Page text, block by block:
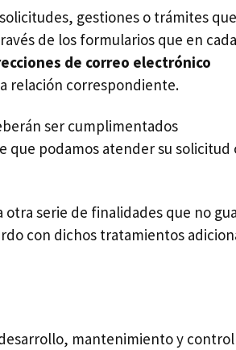
gestiones o trámites
de los formularios que en cada
de correo electrónico
relación correspondiente.
ser cumplimentados
que podamos atender su solicitud
serie de finalidades que no
con dichos tratamientos
mantenimiento y